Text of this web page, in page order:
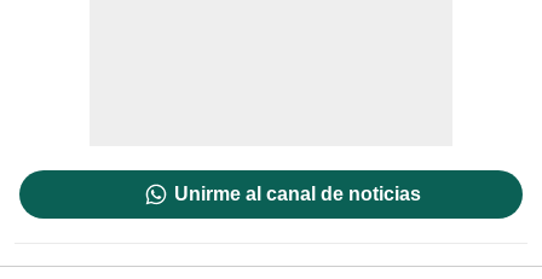
Unirme al canal de noticias